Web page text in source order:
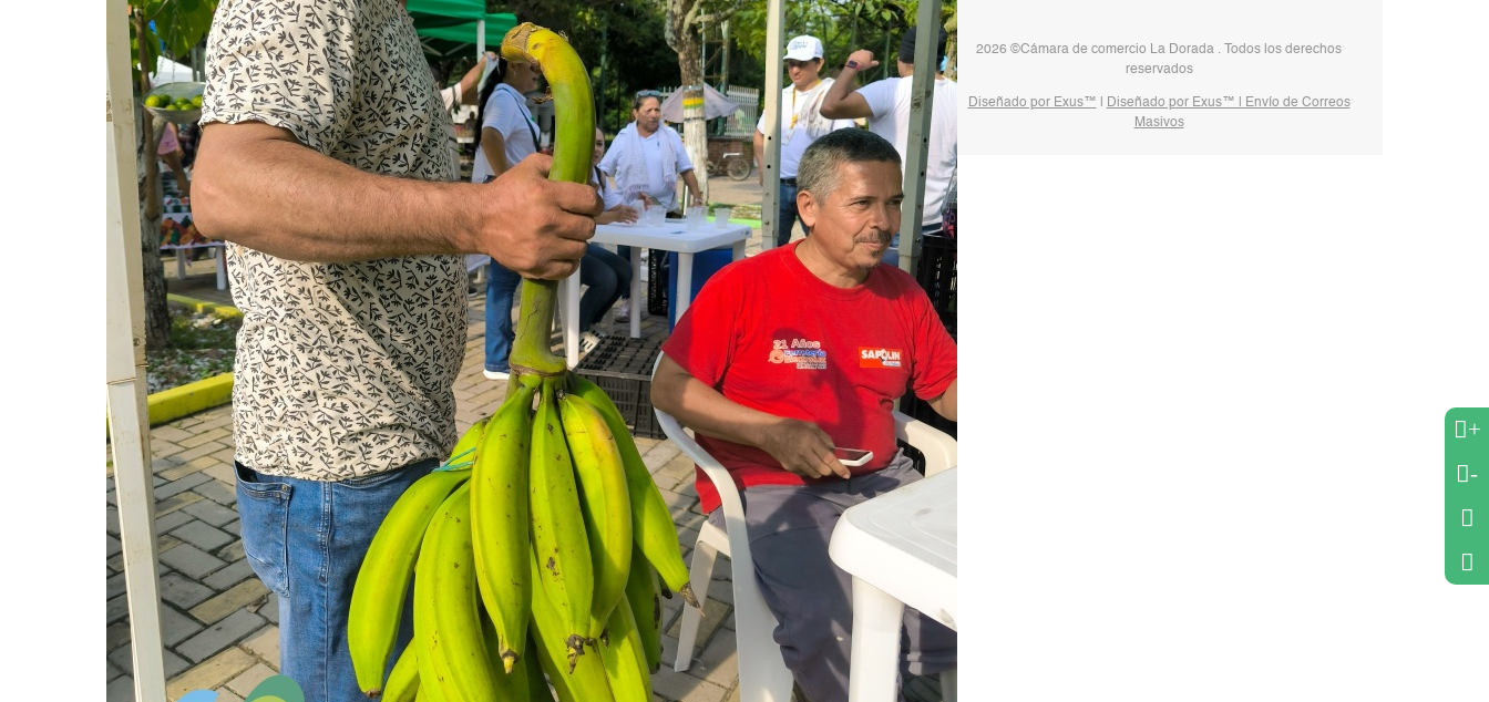
+
-
2026 ©Cámara de comercio La Dorada . Todos los derechos
reservados
Diseñado por Exus™
Diseñado por Exus™ | Envío de Correos
Masivos